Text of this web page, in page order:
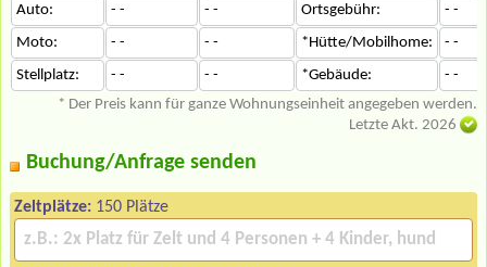
Auto:
- - - - Ortsgebühr:
- -
Moto:
- - - - *Hütte/Mobilhome:
- -
Stellplatz:
- - - - *Gebäude:
- -
* Der Preis kann für ganze Wohnungseinheit angegeben werden.
Letzte Akt. 2026
Buchung/Anfrage senden
Zeltplätze: 150 Plätze